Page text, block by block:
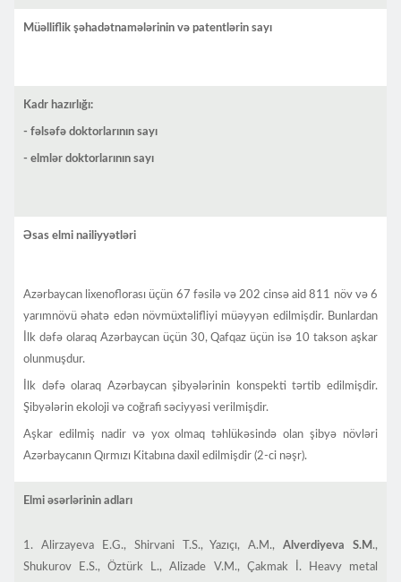
Müəlliflik şəhadətnamələrinin və patentlərin sayı
Kadr hazırlığı:
- fəlsəfə doktorlarının sayı
- elmlər doktorlarının sayı
Əsas elmi nailiyyətləri
Azərbaycan lixenoflorası üçün 67 fəsilə və 202 cinsə aid 811 növ və 6
yarımnövü əhatə edən növmüxtəlifliyi müəyyən edilmişdir. Bunlardan
İlk dəfə olaraq Azərbaycan üçün 30, Qafqaz üçün isə 10 takson aşkar
olunmuşdur.
İlk dəfə olaraq Azərbaycan şibyələrinin konspekti tərtib edilmişdir.
Şibyələrin ekoloji və coğrafi səciyyəsi verilmişdir.
Aşkar edilmiş nadir və yox olmaq təhlükəsində olan şibyə növləri
Azərbaycanın Qırmızı Kitabına daxil edilmişdir (2-ci nəşr).
Elmi əsərlərinin adları
1. Alirzayeva E.G., Shirvani T.S., Yazıçı, A.M.,Alverdiyeva S.M .,
Shukurov E.S., Öztürk L., Alizade V.M., Çakmak İ. Heavy metal